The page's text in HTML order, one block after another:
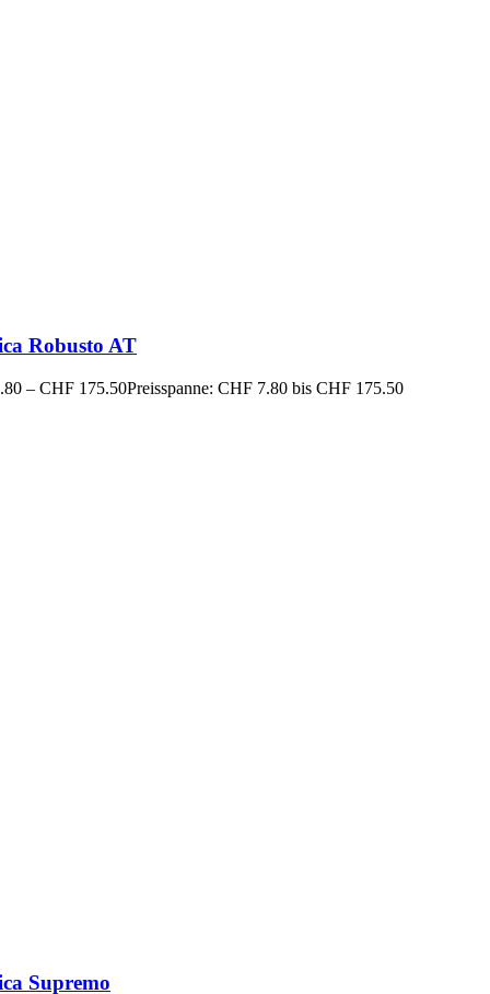
Robusto AT
– CHF 175.50Preisspanne: CHF 7.80 bis CHF 175.50
Supremo